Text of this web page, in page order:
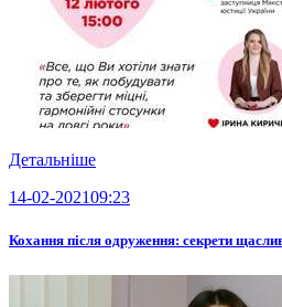
Детальніше
14-02-202109:23
Кохання після одруження: секрети